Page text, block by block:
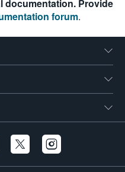
documentation. Provide
forum.